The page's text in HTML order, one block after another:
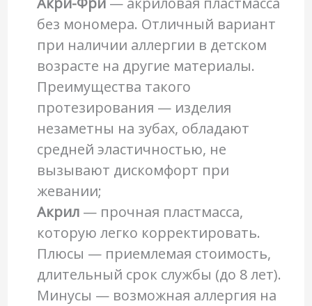
без мономера. Отличный вариант
при наличии аллергии в детском
возрасте на другие материалы.
Преимущества такого
протезирования — изделия
незаметны на зубах, обладают
средней эластичностью, не
вызывают дискомфорт при
жевании;
Акрил— прочная пластмасса,
которую легко корректировать.
Плюсы — приемлемая стоимость,
длительный срок службы (до 8 лет).
Минусы — возможная аллергия на